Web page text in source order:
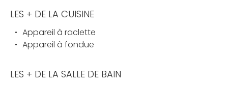
LES + DE LA CUISINE
Appareil à raclette
Appareil à fondue
LES + DE LA SALLE DE BAIN